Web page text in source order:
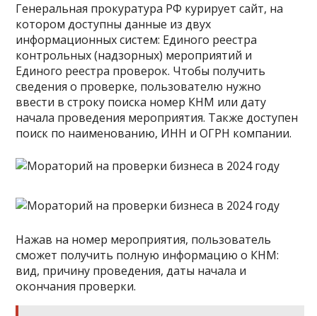
Генеральная прокуратура РФ курирует сайт, на
котором доступны данные из двух
информационных систем: Единого реестра
контрольных (надзорных) мероприятий и
Единого реестра проверок. Чтобы получить
сведения о проверке, пользователю нужно
ввести в строку поиска номер КНМ или дату
начала проведения мероприятия. Также доступен
поиск по наименованию, ИНН и ОГРН компании.
Нажав на номер мероприятия, пользователь
сможет получить полную информацию о КНМ:
вид, причину проведения, даты начала и
окончания проверки.